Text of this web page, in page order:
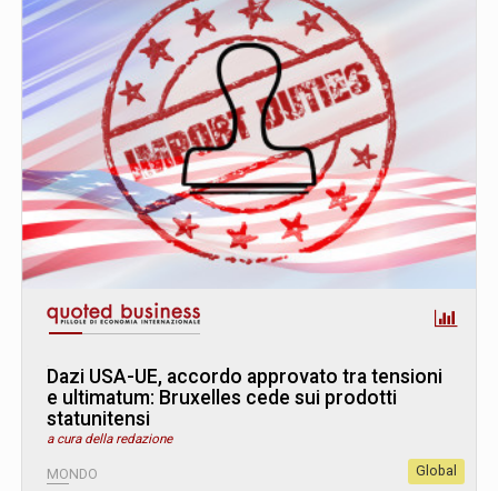
Dazi USA-UE, accordo approvato tra tensioni
e ultimatum: Bruxelles cede sui prodotti
statunitensi
a cura della redazione
MONDO Global